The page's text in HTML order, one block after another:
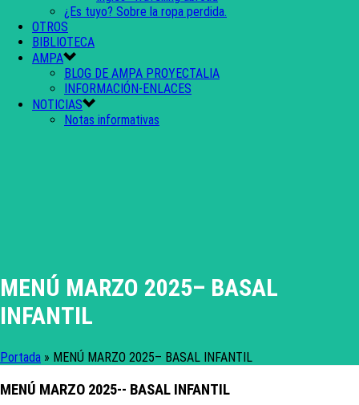
¿Es tuyo? Sobre la ropa perdida.
OTROS
BIBLIOTECA
AMPA
BLOG DE AMPA PROYECTALIA
INFORMACIÓN-ENLACES
NOTICIAS
Notas informativas
MENÚ MARZO 2025– BASAL
INFANTIL
Portada » MENÚ MARZO 2025– BASAL INFANTIL
MENÚ MARZO 2025-- BASAL INFANTIL